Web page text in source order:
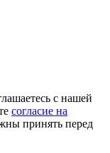
с нашей
согласие на
принять перед